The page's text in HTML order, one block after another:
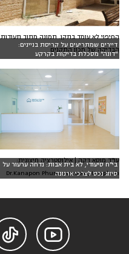
דיירים שמתריעים על קריסת בניינים:
"דונה" מסכלת בדיקות בקרקע
החיפוי לא עומד בתקן. תמונה מתוך תעודות
הבדיקה של מכון התקנים
בי"ח סיעודי, לא בית אבות: נדחה ערעור על
סיווג נכס לצרכי ארנונה
עו"ד מוסא דקה | אילוסטרציה חיצונית:
Dr.Kanapon Phumratprapin, Unsplash

